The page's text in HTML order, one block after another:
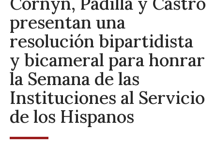
presentan una
resolución bipartidista
y bicameral para honrar
la Semana de las
Instituciones al Servicio
de los Hispanos